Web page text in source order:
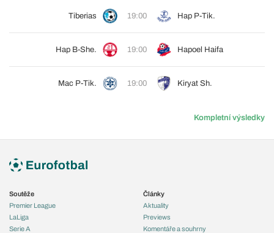
Tiberias 19:00 Hap P-Tik.
Hap B-She. 19:00 Hapoel Haifa
Mac P-Tik. 19:00 Kiryat Sh.
Kompletní výsledky
Soutěže
Premier League
LaLiga
Serie A
Články
Aktuality
Previews
Komentáře a souhrny